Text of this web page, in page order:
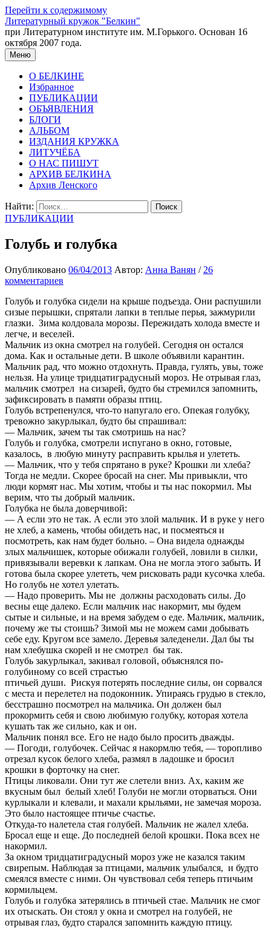
Перейти к содержимому
Литературный кружок "Белкин"
при Литературном институте им. М.Горького. Основан 16
октября 2007 года.
Меню
О БЕЛКИНЕ
Избранное
ПУБЛИКАЦИИ
ОБЪЯВЛЕНИЯ
БЛОГИ
АЛЬБОМ
ИЗДАНИЯ КРУЖКА
ЛИТУЧЁБА
О НАС ПИШУТ
АРХИВ БЕЛКИНА
Архив Ленского
Найти:
ПУБЛИКАЦИИ
Голубь и голубка
Опубликовано 06/04/2013 Автор: Анна Ванян / 26
комментариев
Голубь и голубка сидели на крыше подъезда. Они распушили
сизые перышки, спрятали лапки в теплые перья, зажмурили
глазки. Зима колдовала морозы. Пережидать холода вместе и
легче, и веселей.
Мальчик из окна смотрел на голубей. Сегодня он остался
дома. Как и остальные дети. В школе объявили карантин.
Мальчик рад, что можно отдохнуть. Правда, гулять, увы, тоже
нельзя. На улице тридцатиградусный мороз. Не отрывая глаз,
мальчик смотрел на сизарей, будто бы стремился запомнить,
зафиксировать в памяти образы птиц.
Голубь встрепенулся, что-то напугало его. Опекая голубку,
тревожно закурлыкал, будто бы спрашивал:
— Мальчик, зачем ты так смотришь на нас?
Голубь и голубка, смотрели испугано в окно, готовые,
казалось, в любую минуту расправить крылья и улететь.
— Мальчик, что у тебя спрятано в руке? Крошки ли хлеба?
Тогда не медли. Скорее бросай на снег. Мы привыкли, что
люди кормят нас. Мы хотим, чтобы и ты нас покормил. Мы
верим, что ты добрый мальчик.
Голубка не была доверчивой:
— А если это не так. А если это злой мальчик. И в руке у него
не хлеб, а камень, чтобы обидеть нас, и посмеяться и
посмотреть, как нам будет больно. – Она видела однажды
злых мальчишек, которые обижали голубей, ловили в силки,
привязывали веревки к лапкам. Она не могла этого забыть. И
готова была скорее улететь, чем рисковать ради кусочка хлеба.
Но голубь не хотел улетать.
— Надо проверить. Мы не должны расходовать силы. До
весны еще далеко. Если мальчик нас накормит, мы будем
сытые и сильные, и на время забудем о еде. Мальчик, мальчик,
почему же ты стоишь? Зимой мы не можем сами добывать
себе еду. Кругом все замело. Деревья заледенели. Дал бы ты
нам хлебушка скорей и не смотрел бы так.
Голубь закурлыкал, закивал головой, объяснялся по-
голубиному со всей страстью
птичьей души. Рискуя потерять последние силы, он сорвался
с места и перелетел на подоконник. Упираясь грудью в стекло,
бесстрашно посмотрел на мальчика. Он должен был
прокормить себя и свою любимую голубку, которая хотела
кушать так же сильно, как и он.
Мальчик понял все. Его не надо было просить дважды.
— Погоди, голубочек. Сейчас я накормлю тебя, — торопливо
отрезал кусок белого хлеба, размял в ладошке и бросил
крошки в форточку на снег.
Птицы ликовали. Они тут же слетели вниз. Ах, каким же
вкусным был белый хлеб! Голуби не могли оторваться. Они
курлыкали и клевали, и махали крыльями, не замечая мороза.
Это было настоящее птичье счастье.
Откуда-то налетела стая голубей. Мальчик не жалел хлеба.
Бросал еще и еще. До последней белой крошки. Пока всех не
накормил.
За окном тридцатиградусный мороз уже не казался таким
свирепым. Наблюдая за птицами, мальчик улыбался, и будто
смеялся вместе с ними. Он чувствовал себя теперь птичьим
кормильцем.
Голубь и голубка затерялись в птичьей стае. Мальчик не смог
их отыскать. Он стоял у окна и смотрел на голубей, не
отрывая глаз, будто старался запомнить каждую птицу.